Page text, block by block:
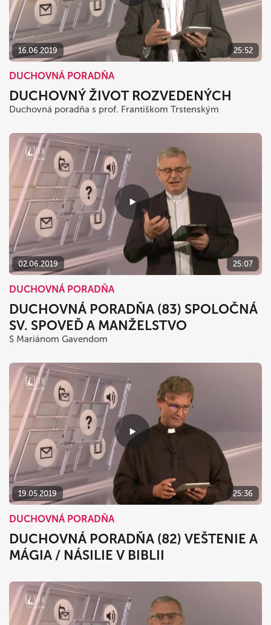
16.06.2019 25:52
DUCHOVNÁ PORADŇA
DUCHOVNÝ ŽIVOT ROZVEDENÝCH
Duchovná poradňa s prof. Františkom Trstenským
02.06.2019 25:07
DUCHOVNÁ PORADŇA
DUCHOVNÁ PORADŇA (83) SPOLOČNÁ
SV. SPOVEĎ A MANŽELSTVO
S Mariánom Gavendom
19.05.2019 25:36
DUCHOVNÁ PORADŇA
DUCHOVNÁ PORADŇA (82) VEŠTENIE A
MÁGIA / NÁSILIE V BIBLII